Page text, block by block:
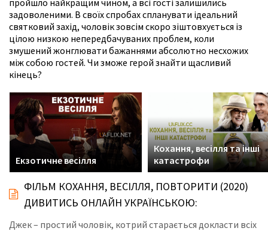
пройшло найкращим чином, а всі гості залишились
задоволеними. В своїх спробах спланувати ідеальний
святковий захід, чоловік зовсім скоро зіштовхується із
цілою низкою непередбачуваних проблем, коли
змушений жонглювати бажаннями абсолютно несхожих
між собою гостей. Чи зможе герой знайти щасливий
кінець?
Екзотичне весілля
Кохання, весілля та інші
катастрофи
ФІЛЬМ КОХАННЯ, ВЕСІЛЛЯ, ПОВТОРИТИ (2020)
ДИВИТИСЬ ОНЛАЙН УКРАЇНСЬКОЮ:
Джек – простий чоловік, котрий старається докласти всіх